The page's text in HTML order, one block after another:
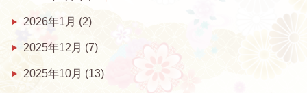
2026年1月 (2)
2025年12月 (7)
2025年10月 (13)